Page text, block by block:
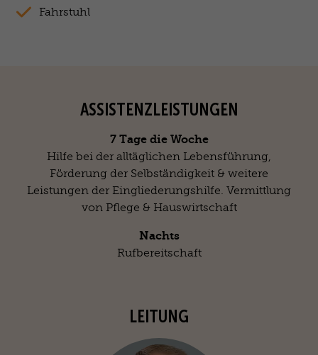
Fahrstuhl
ASSISTENZLEISTUNGEN
7 Tage die Woche
Hilfe bei der alltäglichen Lebensführung,
Förderung der Selbständigkeit & weitere
Leistungen der Eingliederungshilfe. Vermittlung
von Pflege & Hauswirtschaft
Nachts
Rufbereitschaft
LEITUNG